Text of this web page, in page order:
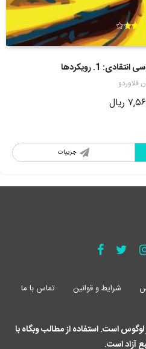
1. رویکردها
فلاوردو
امتیاز
5
ریال
جزییات
شرایط و قوانین تماس با ما
است. استفاده از مطالب وبگاه با
آزاد است.